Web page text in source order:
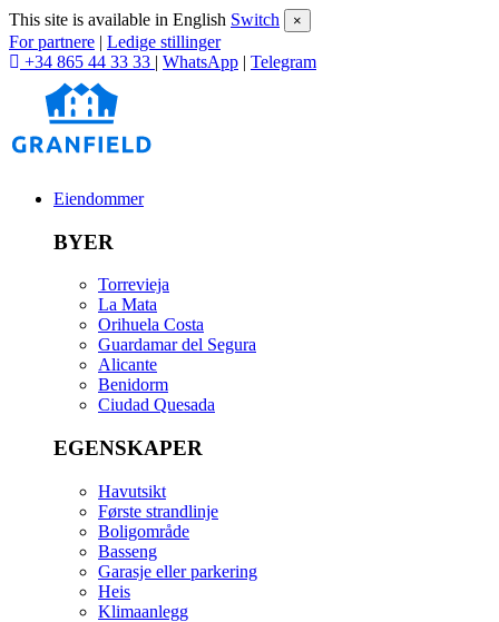
This site is available in English Switch ×
For partnere | Ledige stillinger
+34 865 44 33 33 | WhatsApp | Telegram
Eiendommer
BYER
Torrevieja
La Mata
Orihuela Costa
Guardamar del Segura
Alicante
Benidorm
Ciudad Quesada
EGENSKAPER
Havutsikt
Første strandlinje
Boligområde
Basseng
Garasje eller parkering
Heis
Klimaanlegg